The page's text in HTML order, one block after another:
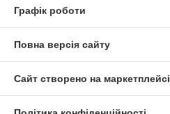
Графік роботи
Повна версія сайту
Сайт створено на маркетплейсі